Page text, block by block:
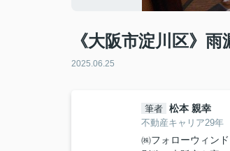
《大阪市淀川区》
2025.06.25
筆者 松本 親幸
不動産キャリア29年
㈱フォローウィン